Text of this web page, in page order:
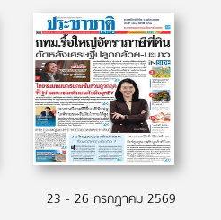
23 - 26 กรกฏาคม 2569